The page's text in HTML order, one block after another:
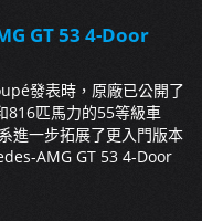
GT 53 4-Door
發表時，原廠已公開了
816匹馬力的55等級車
進一步拓展了更入門版本
AMG GT 53 4-Door